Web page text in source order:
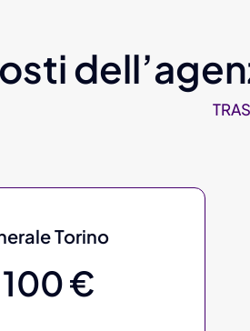
Torino
€